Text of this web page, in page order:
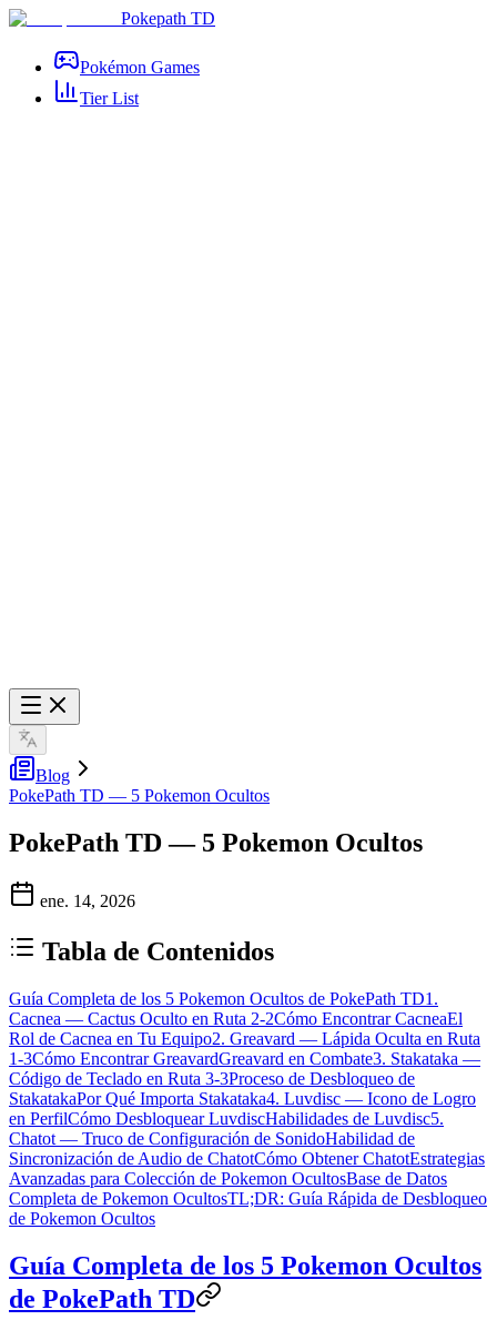
Pokepath TD
Pokémon Games
Tier List
Blog
PokePath TD — 5 Pokemon Ocultos
PokePath TD — 5 Pokemon Ocultos
ene. 14, 2026
Tabla de Contenidos
Guía Completa de los 5 Pokemon Ocultos de PokePath TD1.
Cacnea — Cactus Oculto en Ruta 2-2Cómo Encontrar CacneaEl
Rol de Cacnea en Tu Equipo2. Greavard — Lápida Oculta en Ruta
1-3Cómo Encontrar GreavardGreavard en Combate3. Stakataka —
Código de Teclado en Ruta 3-3Proceso de Desbloqueo de
StakatakaPor Qué Importa Stakataka4. Luvdisc — Icono de Logro
en PerfilCómo Desbloquear LuvdiscHabilidades de Luvdisc5.
Chatot — Truco de Configuración de SonidoHabilidad de
Sincronización de Audio de ChatotCómo Obtener ChatotEstrategias
Avanzadas para Colección de Pokemon OcultosBase de Datos
Completa de Pokemon OcultosTL;DR: Guía Rápida de Desbloqueo
de Pokemon Ocultos
Guía Completa de los 5 Pokemon Ocultos
de PokePath TD